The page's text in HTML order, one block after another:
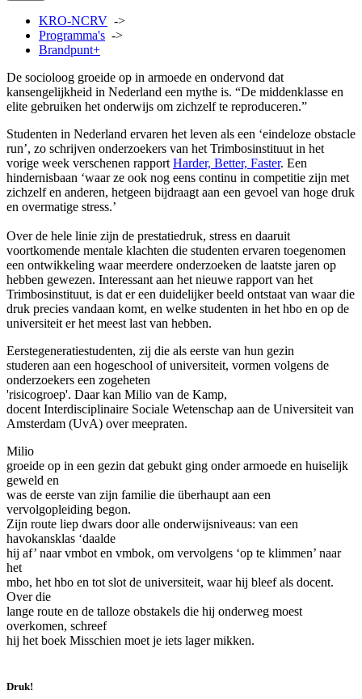
KRO-NCRV ->
Programma's ->
Brandpunt+
De socioloog groeide op in armoede en ondervond dat
kansengelijkheid in Nederland een mythe is. “De middenklasse en
elite gebruiken het onderwijs om zichzelf te reproduceren.”
Studenten in Nederland ervaren het leven als een ‘eindeloze obstacle
run’, zo schrijven onderzoekers van het Trimbosinstituut in het
vorige week verschenen rapport Harder, Better, Faster. Een
hindernisbaan ‘waar ze ook nog eens continu in competitie zijn met
zichzelf en anderen, hetgeen bijdraagt aan een gevoel van hoge druk
en overmatige stress.’
Over de hele linie zijn de prestatiedruk, stress en daaruit
voortkomende mentale klachten die studenten ervaren toegenomen
een ontwikkeling waar meerdere onderzoeken de laatste jaren op
hebben gewezen. Interessant aan het nieuwe rapport van het
Trimbosinstituut, is dat er een duidelijker beeld ontstaat van waar die
druk precies vandaan komt, en welke studenten in het hbo en op de
universiteit er het meest last van hebben.
Eerstegeneratiestudenten, zij die als eerste van hun gezin
studeren aan een hogeschool of universiteit, vormen volgens de
onderzoekers een zogeheten
'risicogroep'. Daar kan Milio van de Kamp,
docent Interdisciplinaire Sociale Wetenschap aan de Universiteit van
Amsterdam (UvA) over meepraten.
Milio
groeide op in een gezin dat gebukt ging onder armoede en huiselijk
geweld en
was de eerste van zijn familie die überhaupt aan een
vervolgopleiding begon.
Zijn route liep dwars door alle onderwijsniveaus: van een
havokansklas ‘daalde
hij af’ naar vmbot en vmbok, om vervolgens ‘op te klimmen’ naar
het
mbo, het hbo en tot slot de universiteit, waar hij bleef als docent.
Over die
lange route en de talloze obstakels die hij onderweg moest
overkomen, schreef
hij het boek Misschien moet je iets lager mikken.
Druk!